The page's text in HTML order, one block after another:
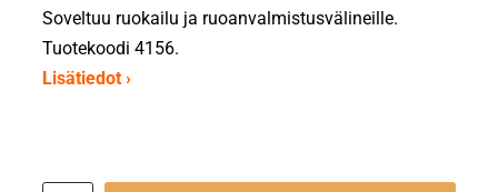
Soveltuu ruokailu ja ruoanvalmistusvälineille.
Tuotekoodi 4156.
Lisätiedot ›